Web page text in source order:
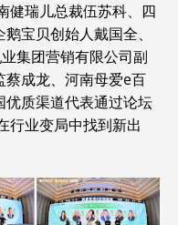
健瑞儿总裁伍苏科、四
宝贝创始人戴国全、
集团营销有限公司副
成龙、河南母爱e百
质渠道代表通过论坛
行业变局中找到新出